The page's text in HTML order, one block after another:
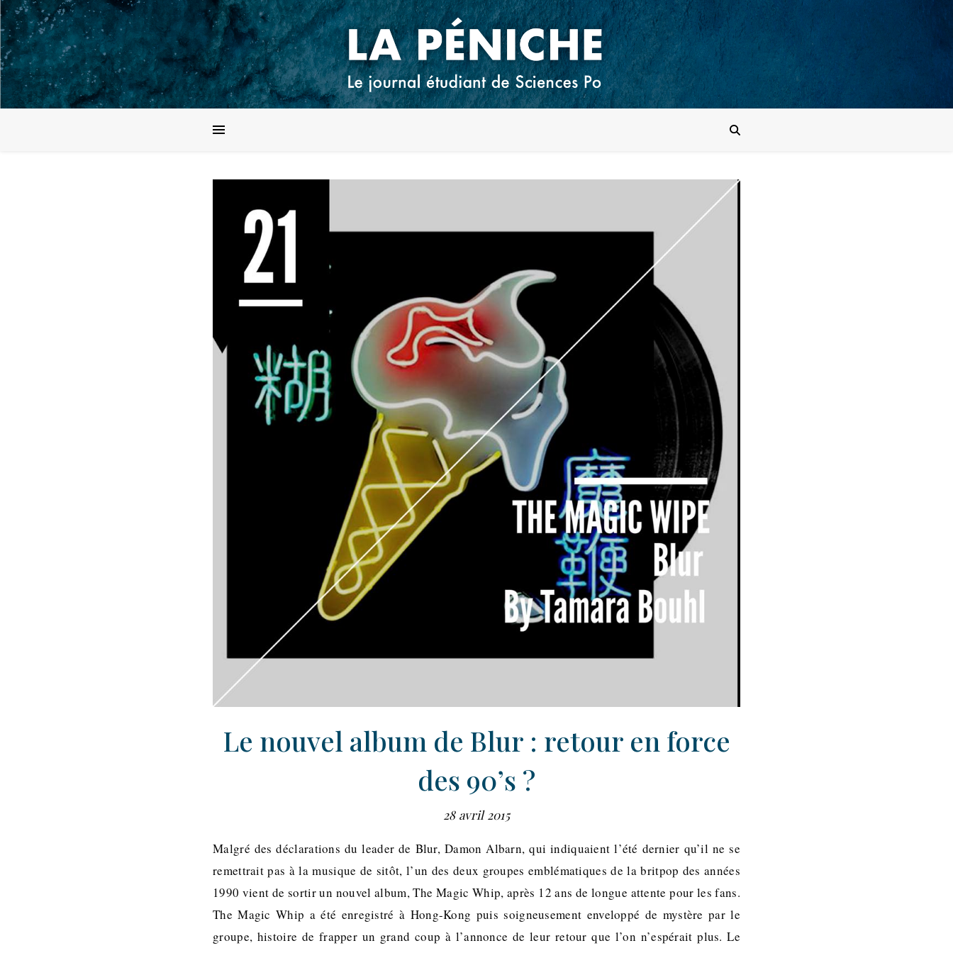
Le nouvel album de Blur : retour en force
des 90’s ?
28 avril 2015
Malgré des déclarations du leader de Blur, Damon Albarn, qui indiquaient l’été dernier qu’il ne se
remettrait pas à la musique de sitôt, l’un des deux groupes emblématiques de la britpop des années
1990 vient de sortir un nouvel album, The Magic Whip, après 12 ans de longue attente pour les fans.
The Magic Whip a été enregistré à Hong-Kong puis soigneusement enveloppé de mystère par le
groupe, histoire de frapper un grand coup à l’annonce de leur retour que l’on n’espérait plus. Le